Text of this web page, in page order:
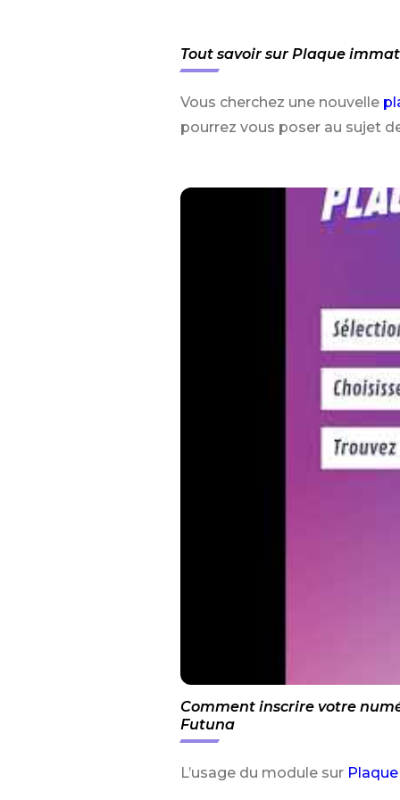
Tout savoir sur Plaque
Vous cherchez une nouvelle
pourrez vous poser au sujet
Comment inscrire votre
Futuna
L’usage du module sur